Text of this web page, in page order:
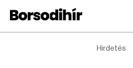
Hirdetés